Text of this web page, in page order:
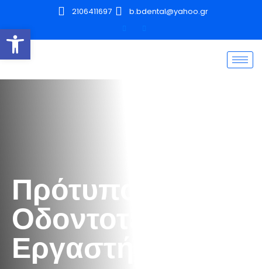
2106411697 b.bdental@yahoo.gr
Πρότυπο
Οδοντοτεχνικό
Εργαστήριο
Ανοίξτε τη γραμμή εργαλείων